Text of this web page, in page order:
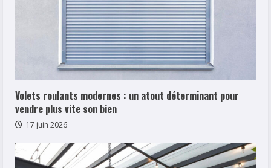
Volets roulants modernes : un atout déterminant pour
vendre plus vite son bien
17 juin 2026